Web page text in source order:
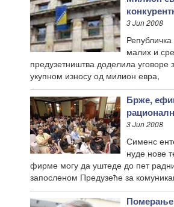
3 Jun 2008
Републичка
малих и
предузетништва доделила уговоре
укупном износу од милион евра,
Брже,
3 Jun 2008
Сименс
нуде нове
фирме могу да уштеде до пет
запосленом Предузеће за